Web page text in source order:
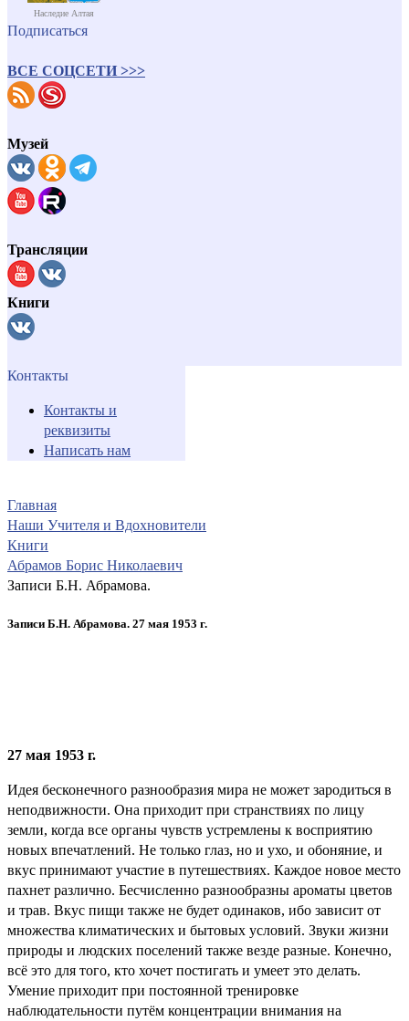
Наследие Алтая
Подписаться
ВСЕ СОЦСЕТИ >>>
Музей
Трансляции
Книги
Контакты
Контакты и
реквизиты
Написать нам
Главная
Наши Учителя и Вдохновители
Книги
Абрамов Борис Николаевич
Записи Б.Н. Абрамова.
Записи Б.Н. Абрамова. 27 мая 1953 г.
27 мая 1953 г.
Идея бесконечного разнообразия мира не может зародиться в
неподвижности. Она приходит при странствиях по лицу
земли, когда все органы чувств устремлены к восприятию
новых впечатлений. Не только глаз, но и ухо, и обоняние, и
вкус принимают участие в путешествиях. Каждое новое место
пахнет различно. Бесчисленно разнообразны ароматы цветов
и трав. Вкус пищи также не будет одинаков, ибо зависит от
множества климатических и бытовых условий. Звуки жизни
природы и людских поселений также везде разные. Конечно,
всё это для того, кто хочет постигать и умеет это делать.
Умение приходит при постоянной тренировке
наблюдательности путём концентрации внимания на